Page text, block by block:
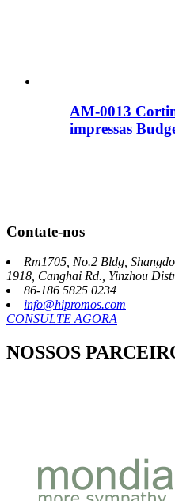
AM-0013
impressas
Contate-nos
Rm1705, No.2 Bldg,
1918, Canghai Rd., Yinzhou
86-186 5825 0234
info@hipromos.com
CONSULTE AGORA
NOSSOS